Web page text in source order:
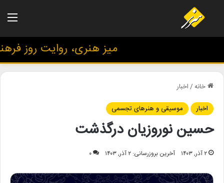
میز هنری، روایت روز
خانه/اخبار
اخبار
موسیقی و هنرهای تجسمی
حسین نوروزیان درگذشت
۲ آذر, ۱۴۰۳ آخرین بروزرسانی: ۲ آذر, ۱۴۰۳ ۰